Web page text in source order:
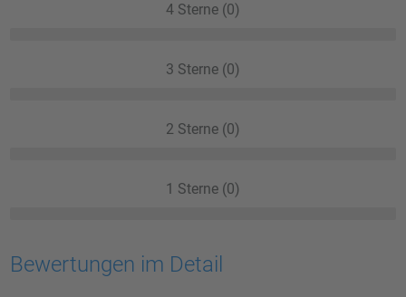
4 Sterne (0)
3 Sterne (0)
2 Sterne (0)
1 Sterne (0)
Bewertungen im Detail